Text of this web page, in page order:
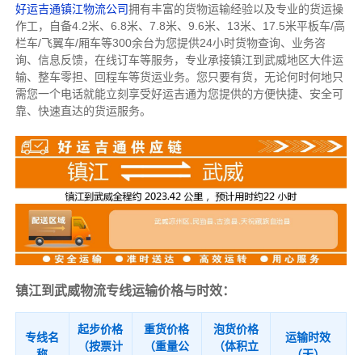
好运吉通镇江物流公司拥有丰富的货物运输经验以及专业的货运操
作工，自备4.2米、6.8米、7.8米、9.6米、13米、17.5米平板车/高
栏车/飞翼车/厢车等300余台为您提供24小时货物查询、业务咨
询、信息反馈，在线订车等服务， 专业承接镇江到武威地区大件运
输、整车零担、回程车等货运业务。 您只要有货，无论何时何地只
需您一个电话就能立刻享受好运吉通为您提供的方便快捷、安全可
靠、快速直达的货运服务。
镇江到武威物流专线运输价格与时效：
专线名
起步价格
（按票计
重货价格
（重量公
泡货价格
（体积立
运输时效